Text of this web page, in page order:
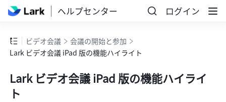
ヘルプセンター ログイン
ビデオ会議
会議の開始と参加
Lark ビデオ会議 iPad 版の機能ハイライト
Lark ビデオ会議 iPad 版の機能ハイライ
ト